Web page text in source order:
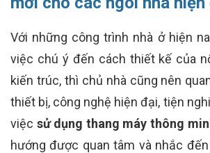
Với những công trình nhà ở hiện
việc chú ý đến cách thiết kế của
kiến trúc, thì chủ nhà cũng nên
thiết bị, công nghệ hiện đại, tiện
việc sử dụng thang máy thông
hướng được quan tâm và nhắc